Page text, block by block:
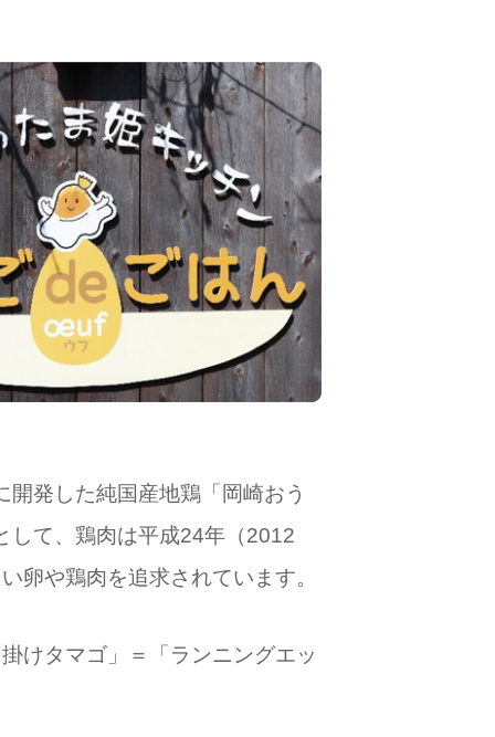
発した純国産地鶏「岡崎おう
して、鶏肉は平成24年（2012
卵や鶏肉を追求されています。
けタマゴ」＝「ランニングエッ